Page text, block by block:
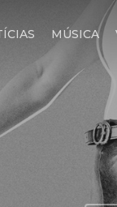
MÚSICA